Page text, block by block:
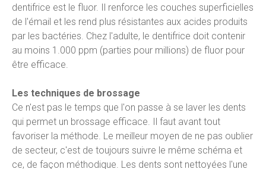
dentifrice est le fluor. Il renforce les couches superficielles
de l'émail et les rend plus résistantes aux acides produits
par les bactéries. Chez l'adulte, le dentifrice doit contenir
au moins 1.000 ppm (parties pour millions) de fluor pour
être efficace.
Les techniques de brossage
Ce n'est pas le temps que l'on passe à se laver les dents
qui permet un brossage efficace. Il faut avant tout
favoriser la méthode. Le meilleur moyen de ne pas oublier
de secteur, c'est de toujours suivre le même schéma et
ce, de façon méthodique. Les dents sont nettoyées l'une